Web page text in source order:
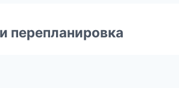
перепланировка